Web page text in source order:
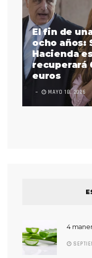
El fin de
ocho años:
Hacienda
recuperará
euros
MAYO 18, 2026
4